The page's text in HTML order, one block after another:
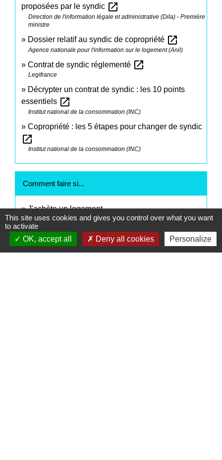
proposées par le syndic open_in_new
Direction de l'information légale et administrative (Dila) - Première
ministre
Dossier relatif au syndic de copropriété open_in_new
Agence nationale pour l'information sur le logement (Anil)
Contrat de syndic réglementé open_in_new
Legifrance
Décrypter un contrat de syndic : les 10 points
essentiels open_in_new
Institut national de la consommation (INC)
Copropriété : les 5 étapes pour changer de syndic
open_in_new
Institut national de la consommation (INC)
Comment faire si...
J'achète un logement
Signaler une erreur sur cette page
This site uses cookies and gives you control over what you want
to activate
OK, accept all
Deny all cookies Personalize